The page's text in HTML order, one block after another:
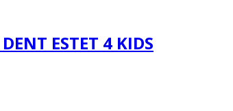
ESTET 4 KIDS